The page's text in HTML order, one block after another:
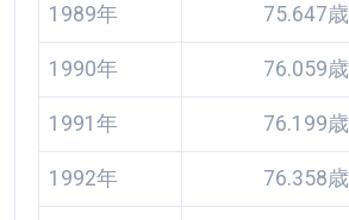
1989年 75.647歳
1990年 76.059歳
1991年 76.199歳
1992年 76.358歳